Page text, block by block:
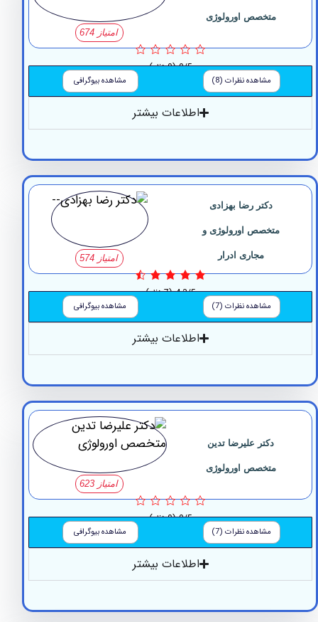
متخصص اورولوژی
0/5 (0 نظر)
مشاهده نظرات (8) مشاهده بیوگرافی
اطلاعات بیشتر
دکتر رضا بهزادی
متخصص اورولوژی و
مجاری ادرار
4.3/5 (7 نظر)
مشاهده نظرات (7) مشاهده بیوگرافی
اطلاعات بیشتر
دکتر علیرضا تدین
متخصص اورولوژی
0/5 (0 نظر)
مشاهده نظرات (7) مشاهده بیوگرافی
اطلاعات بیشتر